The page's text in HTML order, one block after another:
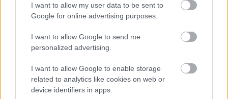
I want to allow my user data to be sent to
Google for online advertising purposes.
I want to allow Google to send me
personalized advertising.
I want to allow Google to enable storage
related to analytics like cookies on web or
device identifiers in apps.